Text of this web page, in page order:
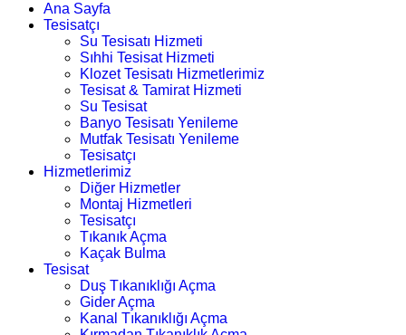
Ana Sayfa
Tesisatçı
Su Tesisatı Hizmeti
Sıhhi Tesisat Hizmeti
Klozet Tesisatı Hizmetlerimiz
Tesisat & Tamirat Hizmeti
Su Tesisat
Banyo Tesisatı Yenileme
Mutfak Tesisatı Yenileme
Tesisatçı
Hizmetlerimiz
Diğer Hizmetler
Montaj Hizmetleri
Tesisatçı
Tıkanık Açma
Kaçak Bulma
Tesisat
Duş Tıkanıklığı Açma
Gider Açma
Kanal Tıkanıklığı Açma